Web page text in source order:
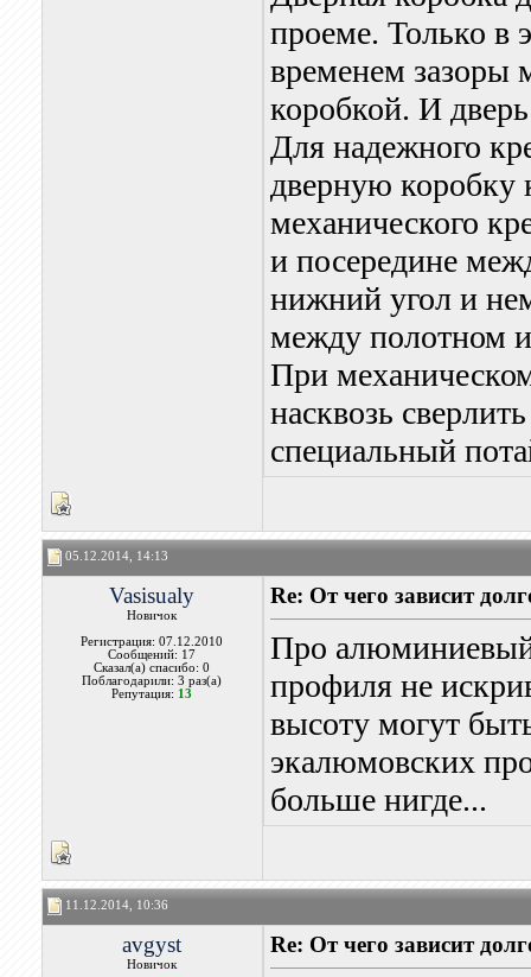
проеме. Только в
временем зазоры
коробкой. И
Для надежного
дверную
механического
и посередине
нижний угол и
между полотном
При
насквозь
специальный
05.12.2014, 14:13
Vasisualy
Новичок
Регистрация: 07.12.2010
Сообщений: 17
Сказал(а) спасибо: 0
Поблагодарили: 3 раз(а)
Репутация: 13
Re: От чего зависит
Про алюминиевый
профиля не
высоту могут
экалюмовских
больше нигде...
11.12.2014, 10:36
avgyst
Новичок
Re: От чего зависит